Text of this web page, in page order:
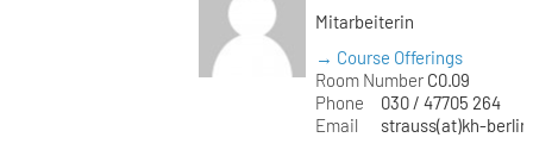
Mitarbeiterin
→ Course Offerings
Room NumberC0.09
Phone
030 / 47705 264
Email
strauss(at)kh-